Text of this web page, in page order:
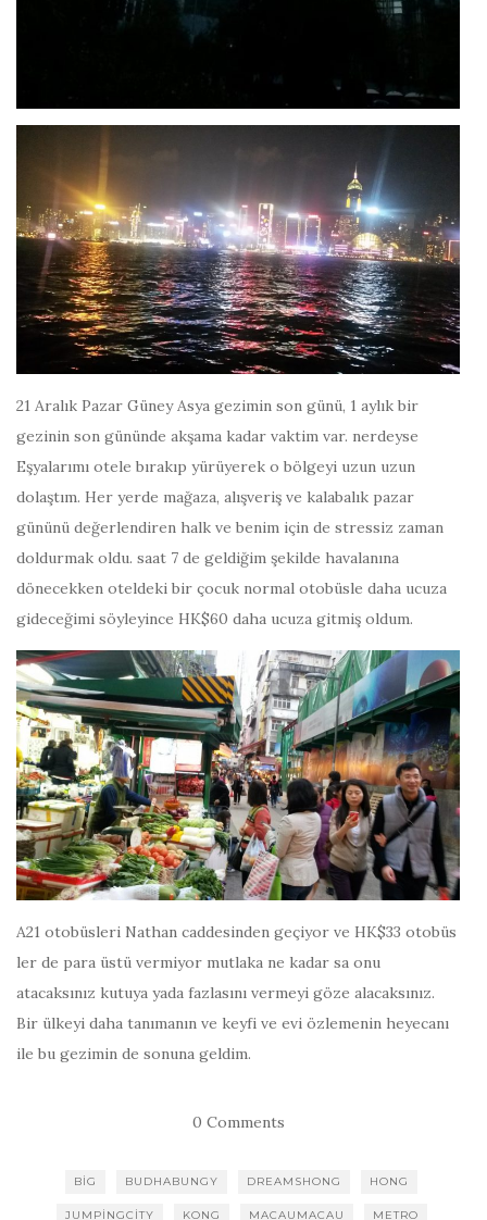
21 Aralık Pazar Güney Asya gezimin son günü, 1 aylık bir
gezinin son gününde akşama kadar vaktim var. nerdeyse
Eşyalarımı otele bırakıp yürüyerek o bölgeyi uzun uzun
dolaştım. Her yerde mağaza, alışveriş ve kalabalık pazar
gününü değerlendiren halk ve benim için de stressiz zaman
doldurmak oldu. saat 7 de geldiğim şekilde havalanına
dönecekken oteldeki bir çocuk normal otobüsle daha ucuza
gideceğimi söyleyince HK$60 daha ucuza gitmiş oldum.
A21 otobüsleri Nathan caddesinden geçiyor ve HK$33 otobüs
ler de para üstü vermiyor mutlaka ne kadar sa onu
atacaksınız kutuya yada fazlasını vermeyi göze alacaksınız.
Bir ülkeyi daha tanımanın ve keyfi ve evi özlemenin heyecanı
ile bu gezimin de sonuna geldim.
0 Comments
BIG BUDHABUNGY DREAMSHONG HONG
JUMPINGCITY KONG MACAUMACAU METRO